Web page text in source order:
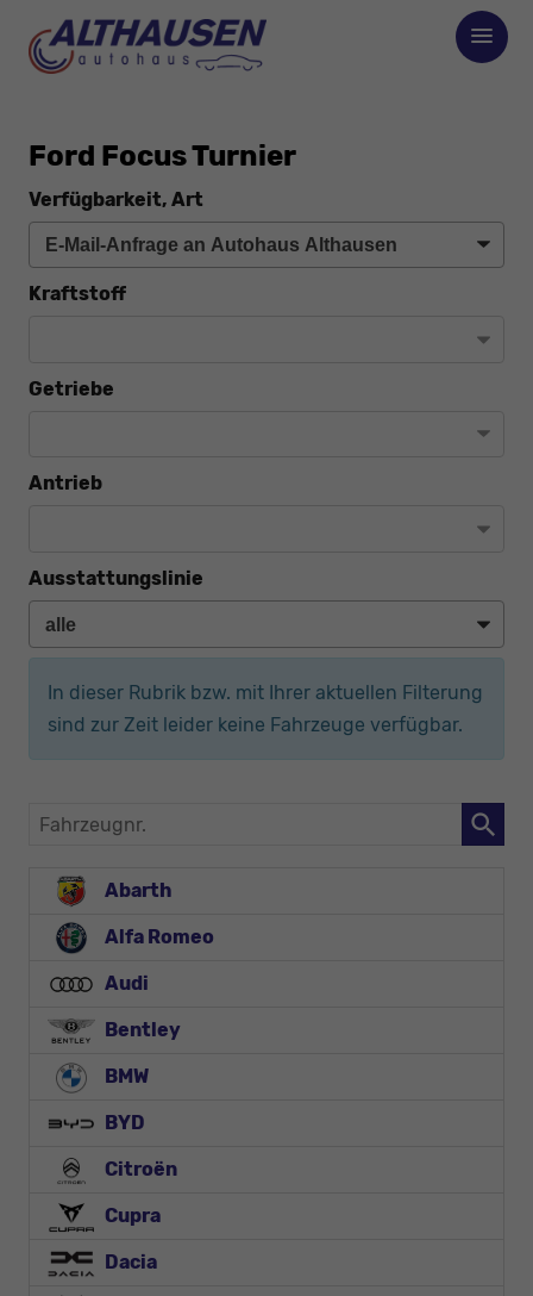
Ford Focus Turnier
Verfügbarkeit, Art
Kraftstoff
Getriebe
Antrieb
Ausstattungslinie
In dieser Rubrik bzw. mit Ihrer aktuellen Filterung
sind zur Zeit leider keine Fahrzeuge verfügbar.
Fahrzeugnr.
Abarth
Alfa Romeo
Audi
Bentley
BMW
BYD
Citroën
Cupra
Dacia